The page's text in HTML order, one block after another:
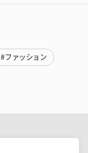
#ファッション